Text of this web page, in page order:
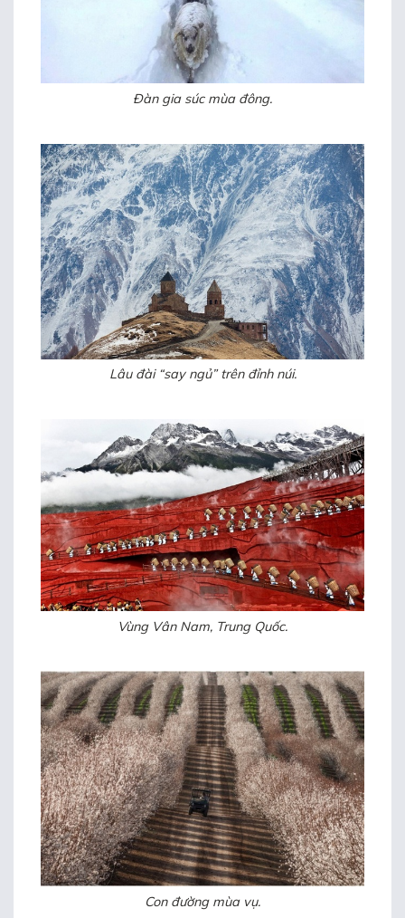
Đàn gia súc mùa đông.
Lâu đài “say ngủ” trên đỉnh núi.
Vùng Vân Nam, Trung Quốc.
Con đường mùa vụ.